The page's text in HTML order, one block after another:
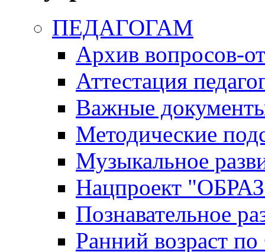
ПЕДАГОГАМ
Архив вопросов-
Аттестация
Важные
Методические
Музыкальное
Нацпроект
Познавательное
Ранний возраст